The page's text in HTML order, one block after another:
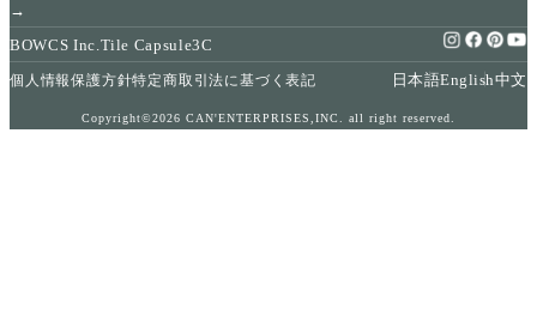
→
BOWCS Inc.Tile Capsule3C
個人情報保護方針特定商取引法に基づく表記 日本語English中文
Copyright©2026 CAN'ENTERPRISES,INC. all right reserved.